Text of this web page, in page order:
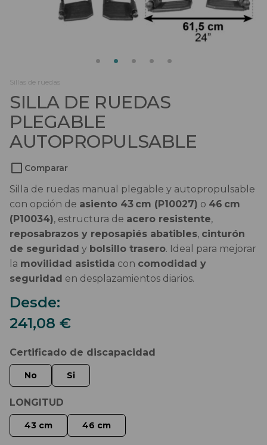
Sillas de ruedas
SILLA DE RUEDAS
PLEGABLE
AUTOPROPULSABLE
Comparar
Silla de ruedas manual plegable y autopropulsable
con opción de asiento 43 cm (P10027) o 46 cm
(P10034), estructura de acero resistente,
reposabrazos y reposapiés abatibles, cinturón
de seguridad y bolsillo trasero. Ideal para mejorar
la movilidad asistida con comodidad y
seguridad en desplazamientos diarios.
Desde:
241,08 €
Certificado de discapacidad
LONGITUD
Salvaescaleras
Sillas de ruedas eléctricas
Sistemas de sujeción